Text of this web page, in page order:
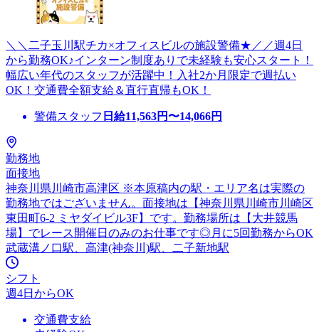
＼＼二子玉川駅チカ×オフィスビルの施設警備★／／週4日
から勤務OK♪インターン制度ありで未経験も安心スタート！
幅広い年代のスタッフが活躍中！入社2か月限定で週払い
OK！交通費全額支給＆直行直帰もOK！
警備スタッフ 日給11,563円〜14,066円
勤務地
面接地
神奈川県川崎市高津区 ※本原稿内の駅・エリア名は実際の
勤務地ではございません。面接地は【神奈川県川崎市川崎区
東田町6-2 ミヤダイビル3F】です。勤務場所は【大井競馬
場】でレース開催日のみのお仕事です◎月に5回勤務からOK
武蔵溝ノ口駅、高津(神奈川)駅、二子新地駅
シフト
週4日からOK
交通費支給